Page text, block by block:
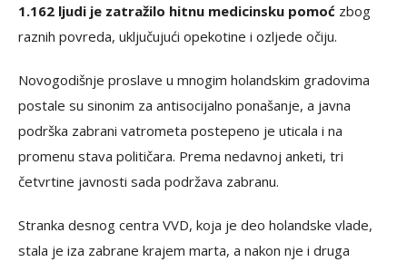
1.162 ljudi je zatražilo hitnu medicinsku pomoć zbog
raznih povreda, uključujući opekotine i ozljede očiju.
Novogodišnje proslave u mnogim holandskim gradovima
postale su sinonim za antisocijalno ponašanje, a javna
podrška zabrani vatrometa postepeno je uticala i na
promenu stava političara. Prema nedavnoj anketi, tri
četvrtine javnosti sada podržava zabranu.
Stranka desnog centra VVD, koja je deo holandske vlade,
stala je iza zabrane krajem marta, a nakon nje i druga